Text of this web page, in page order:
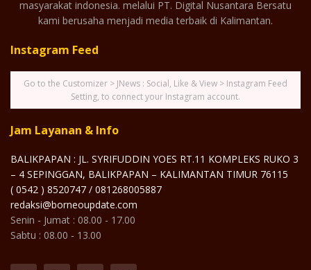
masyarakat indonesia. melalui PT. Digital Nusantara Bersatu
kami berusaha menjadi media terbaik di Kalimantan.
Instagram Feed
Go to the Customizer > JNews : Social, Like & View > Instagram Feed
Setting, to connect your Instagram account.
Jam Layanan & Info
BALIKPAPAN : JL. SYRIFUDDIN YOES RT.11 KOMPLEKS RUKO 3
– 4 SEPINGGAN, BALIKPAPAN – KALIMANTAN TIMUR 76115
( 0542 ) 8520747 / 081268005887
redaksi@borneoupdate.com
Senin - Jumat : 08.00 - 17.00
Sabtu : 08.00 - 13.00